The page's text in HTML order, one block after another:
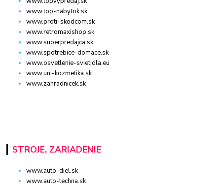
www.top-nabytok.sk
www.proti-skodcom.sk
www.retromaxishop.sk
www.superpredajca.sk
www.spotrebice-domace.sk
www.osvetlenie-svietidla.eu
www.uni-kozmetika.sk
www.zahradnicek.sk
STROJE, ZARIADENIE
www.auto-diel.sk
www.auto-techna.sk